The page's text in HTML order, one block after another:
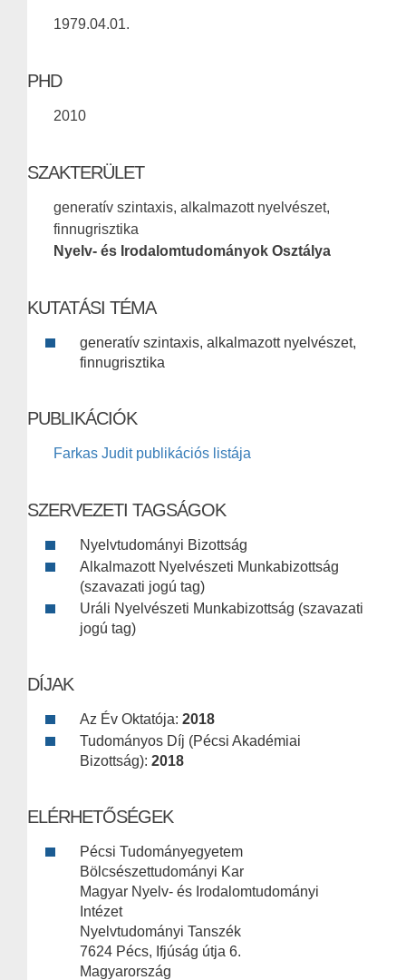
1979.04.01.
PHD
2010
SZAKTERÜLET
generatív szintaxis, alkalmazott nyelvészet,
finnugrisztika
Nyelv- és Irodalomtudományok Osztálya
KUTATÁSI TÉMA
generatív szintaxis, alkalmazott nyelvészet,
finnugrisztika
PUBLIKÁCIÓK
Farkas Judit publikációs listája
SZERVEZETI TAGSÁGOK
Nyelvtudományi Bizottság
Alkalmazott Nyelvészeti Munkabizottság
(szavazati jogú tag)
Uráli Nyelvészeti Munkabizottság (szavazati
jogú tag)
DÍJAK
Az Év Oktatója: 2018
Tudományos Díj (Pécsi Akadémiai
Bizottság): 2018
ELÉRHETŐSÉGEK
Pécsi Tudományegyetem
Bölcsészettudományi Kar
Magyar Nyelv- és Irodalomtudományi
Intézet
Nyelvtudományi Tanszék
7624 Pécs, Ifjúság útja 6.
Magyarország